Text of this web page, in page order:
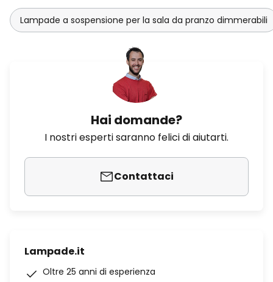
Lampade a sospensione per la sala da pranzo dimmerabili
Hai domande?
I nostri esperti saranno felici di aiutarti.
Contattaci
Lampade.it
Oltre 25 anni di esperienza